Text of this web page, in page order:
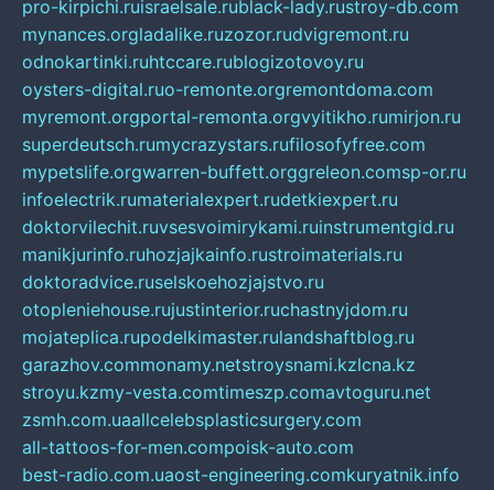
pro-kirpichi.ruisraelsale.rublack-lady.rustroy-db.com
mynances.orgladalike.ruzozor.rudvigremont.ru
odnokartinki.ruhtccare.rublogizotovoy.ru
oysters-digital.ruo-remonte.orgremontdoma.com
myremont.orgportal-remonta.orgvyitikho.rumirjon.ru
superdeutsch.rumycrazystars.rufilosofyfree.com
mypetslife.orgwarren-buffett.orggreleon.comsp-or.ru
infoelectrik.rumaterialexpert.rudetkiexpert.ru
doktorvilechit.ruvsesvoimirykami.ruinstrumentgid.ru
manikjurinfo.ruhozjajkainfo.rustroimaterials.ru
doktoradvice.ruselskoehozjajstvo.ru
otopleniehouse.rujustinterior.ruchastnyjdom.ru
mojateplica.rupodelkimaster.rulandshaftblog.ru
garazhov.commonamy.netstroysnami.kzlcna.kz
stroyu.kzmy-vesta.comtimeszp.comavtoguru.net
zsmh.com.uaallcelebsplasticsurgery.com
all-tattoos-for-men.compoisk-auto.com
best-radio.com.uaost-engineering.comkuryatnik.info